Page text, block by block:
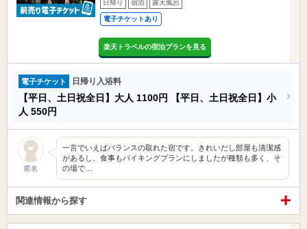
日帰り 宿泊 露天風呂
電子チケットあり
楽天トラベルの宿泊プランを見る
電子チケット 日帰り入浴料
【平日、土日祝全日】大人 1100円
【平日、土日祝全日】小
人 550円
匿名
一言でいえばバランスの取れた宿です。きれいだし部屋も清潔感
があるし、食事もバイキングプランにしましたが種類も多く、そ
の場で…
関連情報から探す